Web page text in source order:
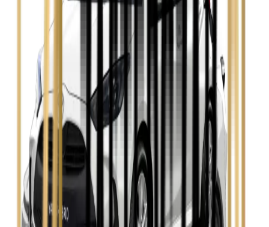
Opel Insignia
Seat Leon
Skoda Fabia
Zobacz
Skoda Kamiq
Zobacz
Skoda Octavia